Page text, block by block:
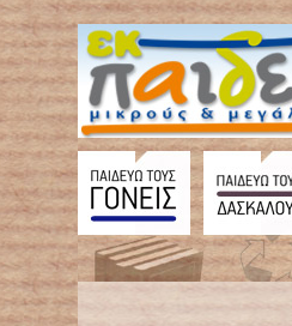
Παγκόσμια Ημέρα κατά του Παιδικού Καρκίνου